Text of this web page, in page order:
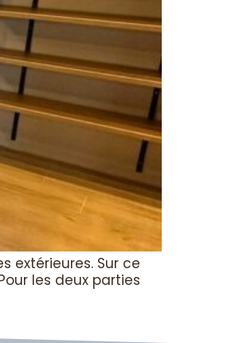
extérieures. Sur ce
les deux parties